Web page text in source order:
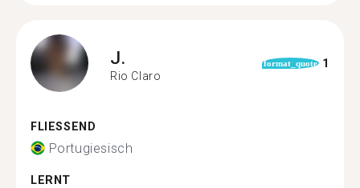
J.
Rio Claro
format_quote 1
FLIESSEND
Portugiesisch
LERNT